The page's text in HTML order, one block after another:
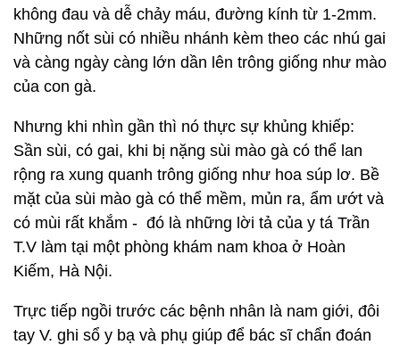
không đau và dễ chảy máu, đường kính từ 1-2mm.
Những nốt sùi có nhiều nhánh kèm theo các nhú gai
và càng ngày càng lớn dần lên trông giống như mào
của con gà.
Nhưng khi nhìn gần thì nó thực sự khủng khiếp:
Sần sùi, có gai, khi bị nặng sùi mào gà có thể lan
rộng ra xung quanh trông giống như hoa súp lơ. Bề
mặt của sùi mào gà có thể mềm, mủn ra, ẩm ướt và
có mùi rất khắm - đó là những lời tả của y tá Trần
T.V làm tại một phòng khám nam khoa ở Hoàn
Kiếm, Hà Nội.
Trực tiếp ngồi trước các bệnh nhân là nam giới, đôi
tay V. ghi sổ y bạ và phụ giúp để bác sĩ chẩn đoán